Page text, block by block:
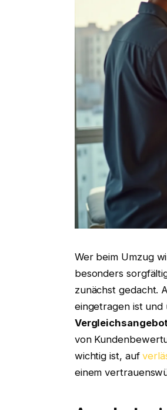
Wer beim Umzug
besonders
zunächst gedacht.
eingetragen ist
von
wichtig ist, auf
einem